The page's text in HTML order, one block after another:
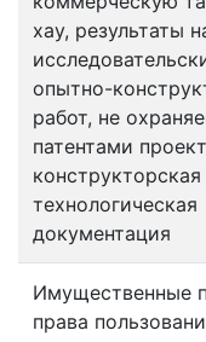
хау, результаты
опытно-
работ, не
патентами
конструкторская
технологическая
документация
Имущественные
права